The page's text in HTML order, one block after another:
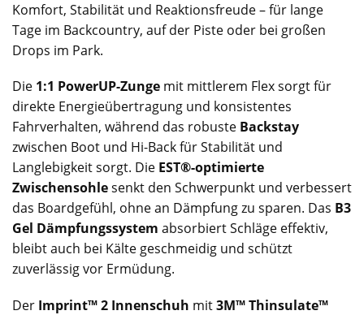
Komfort, Stabilität und Reaktionsfreude – für lange
Tage im Backcountry, auf der Piste oder bei großen
Drops im Park.
Die 1:1 PowerUP-Zunge mit mittlerem Flex sorgt für
direkte Energieübertragung und konsistentes
Fahrverhalten, während das robuste Backstay
zwischen Boot und Hi-Back für Stabilität und
Langlebigkeit sorgt. Die EST®-optimierte
Zwischensohlesenkt den Schwerpunkt und verbessert
das Boardgefühl, ohne an Dämpfung zu sparen. Das B3
Gel Dämpfungssystem absorbiert Schläge effektiv,
bleibt auch bei Kälte geschmeidig und schützt
zuverlässig vor Ermüdung.
Der Imprint™ 2 Innenschuh mit3M™ Thinsulate™